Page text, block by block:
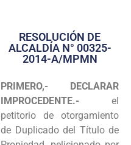
Transparencia
Programas
Intranet
RESOLUCIÓN DE
ALCALDÍA N° 00325-
2014-A/MPMN
PRIMERO,- DECLARAR
IMPROCEDENTE.- el
petitorio de otorgamiento
de Duplicado del Título de